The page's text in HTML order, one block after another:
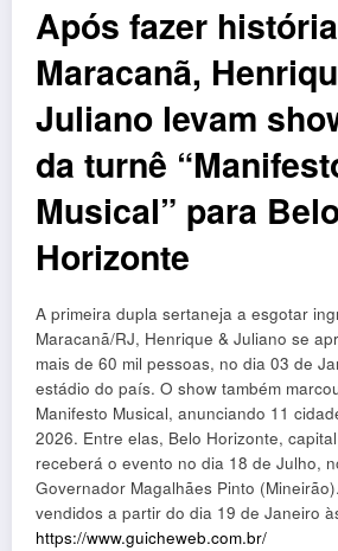
Após fazer
Maracanã,
Juliano levam
da turnê
Musical” para
Horizonte
A primeira dupla sertaneja a esgotar
Maracanã/RJ, Henrique & Juliano se
mais de 60 mil pessoas, no dia 03 de
estádio do país. O show também
Manifesto Musical, anunciando 11
2026. Entre elas, Belo Horizonte,
receberá o evento no dia 18 de Julho,
Governador Magalhães Pinto (Mineirão).
vendidos a partir do dia 19 de Janeiro
https://www.guicheweb.com.br/